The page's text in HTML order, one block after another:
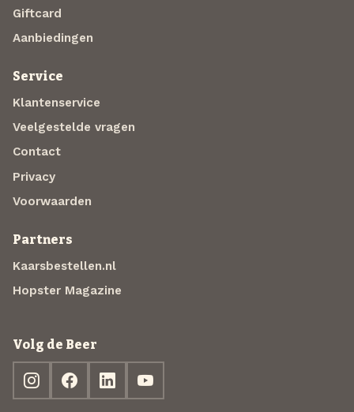
Giftcard
Aanbiedingen
Service
Klantenservice
Veelgestelde vragen
Contact
Privacy
Voorwaarden
Partners
Kaarsbestellen.nl
Hopster Magazine
Volg de Beer